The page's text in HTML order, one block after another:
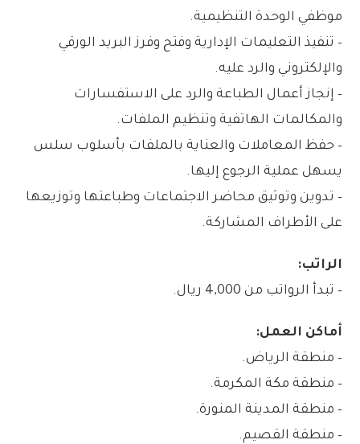
موظفي الوحدة التنظيمية.
– تنفيذ التعليمات الإدارية وفتح وفرز البريد الورقي
والإلكتروني والرد عليه.
– إنجاز أعمال الطباعة والرد على الاستفسارات
والمكالمات الهاتفية وتنظيم الملفات.
– حفظ المعاملات والعناية بالملفات بأسلوب سلس
يسهل عملية الرجوع إليها.
– تدوين وتوثيق محاضر الاجتماعات وطباعتها وتوزيعها
على الأطراف المشاركة.
الراتب:
– تبدأ الرواتب من 4,000 ريال.
أماكن العمل:
– منطقة الرياض.
– منطقة مكة المكرمة.
– منطقة المدينة المنورة.
– منطقة القصيم.